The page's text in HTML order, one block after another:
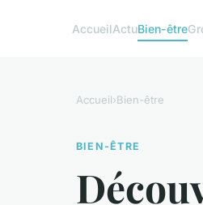
AccueilActuBien-être
Accueil›Bien-être
BIEN-ÊTRE